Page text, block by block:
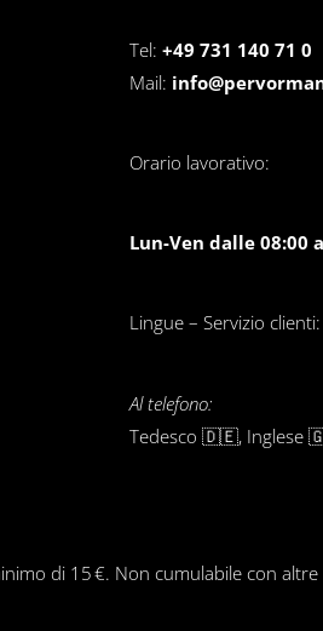
Tel: +49 731 140 71 0
Mail:
Orario lavorativo:
Lun-Ven dalle 08:00
Lingue – Servizio clienti:
Al telefono:
Tedesco 🇩🇪, Inglese
di 15 €. Non cumulabile con